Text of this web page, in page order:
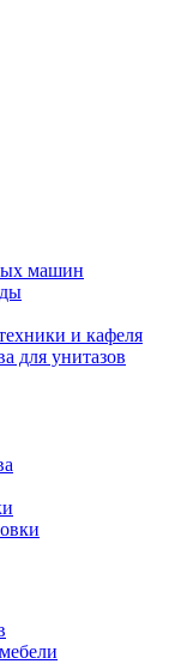
машин
и кафеля
для унитазов